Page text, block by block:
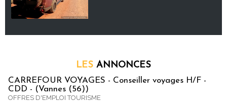
LES ANNONCES
CARREFOUR VOYAGES - Conseiller voyages H/F -
CDD - (Vannes (56))
OFFRES D'EMPLOI TOURISME